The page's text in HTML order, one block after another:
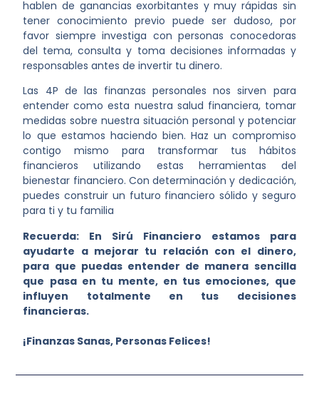
hablen de ganancias exorbitantes y muy rápidas sin
tener conocimiento previo puede ser dudoso, por
favor siempre investiga con personas conocedoras
del tema, consulta y toma decisiones informadas y
responsables antes de invertir tu dinero.
Las 4P de las finanzas personales nos sirven para
entender como esta nuestra salud financiera, tomar
medidas sobre nuestra situación personal y potenciar
lo que estamos haciendo bien. Haz un compromiso
contigo mismo para transformar tus hábitos
financieros utilizando estas herramientas del
bienestar financiero. Con determinación y dedicación,
puedes construir un futuro financiero sólido y seguro
para ti y tu familia
Recuerda: En Sirú Financiero estamos para
ayudarte a mejorar tu relación con el dinero,
para que puedas entender de manera sencilla
que pasa en tu mente, en tus emociones, que
influyen totalmente en tus decisiones
financieras.
¡Finanzas Sanas, Personas Felices!